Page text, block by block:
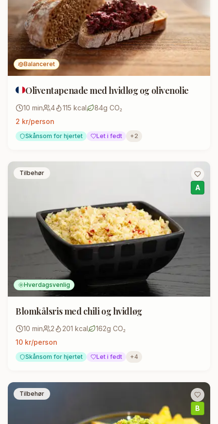
Balanceret
Oliventapenade med hvidløg og olivenolie
10 min 4 115 kcal 84g CO₂
2 kr/person
Skånsom for hjertet Let i fedt +2
Hverdagsvenlig
Tilbehør
A
Blomkålsris med chili og hvidløg
10 min 2 201 kcal 162g CO₂
10 kr/person
Skånsom for hjertet Let i fedt +4
Tilbehør
B